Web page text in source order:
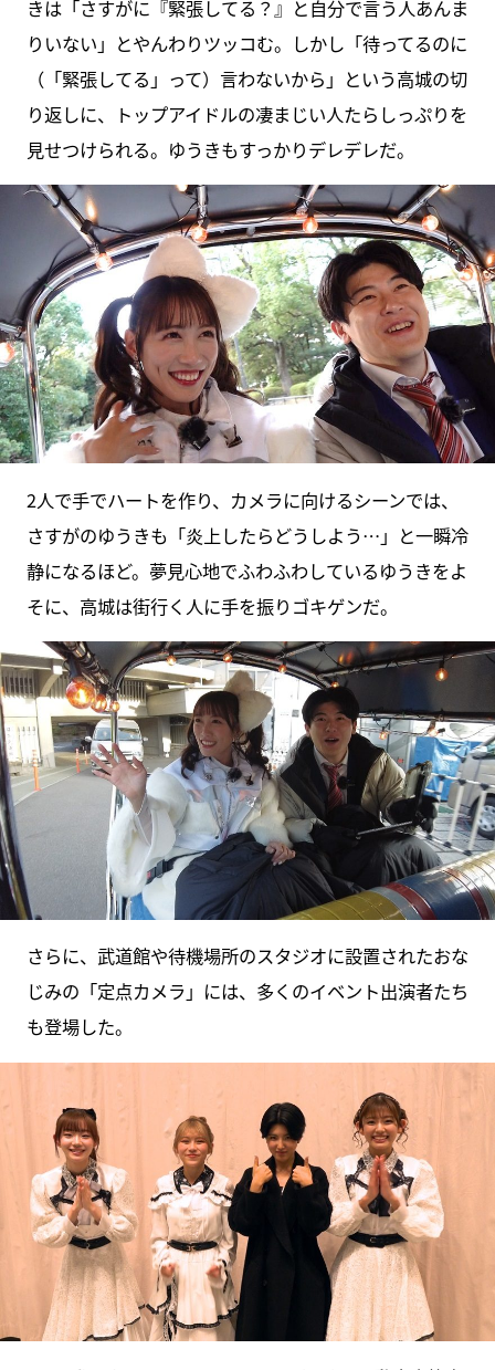
きは「さすがに『緊張してる？』と自分で言う人あんま
りいない」とやんわりツッコむ。しかし「待ってるのに
（「緊張してる」って）言わないから」という高城の切
り返しに、トップアイドルの凄まじい人たらしっぷりを
見せつけられる。ゆうきもすっかりデレデレだ。
2人で手でハートを作り、カメラに向けるシーンでは、
さすがのゆうきも「炎上したらどうしよう…」と一瞬冷
静になるほど。夢見心地でふわふわしているゆうきをよ
そに、高城は街行く人に手を振りゴキゲンだ。
さらに、武道館や待機場所のスタジオに設置されたおな
じみの「定点カメラ」には、多くのイベント出演者たち
も登場した。